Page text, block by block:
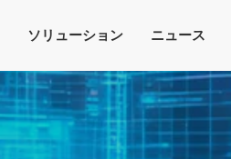
ソリューション ニュース